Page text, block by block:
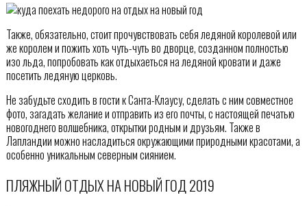
Также, обязательно, стоит прочувствовать себя ледяной королевой или
же королем и пожить хоть чуть-чуть во дворце, созданном полностью
изо льда, попробовать как отдыхаеться на ледяной кровати и даже
посетить ледяную церковь.
Не забудьте сходить в гости к Санта-Клаусу, сделать с ним совместное
фото, загадать желание и отправить из его почты, с настоящей печатью
новогоднего волшебника, открытки родным и друзьям. Также в
Лапландии можно насладиться окружающими природными красотами, а
особенно уникальным северным сиянием.
ПЛЯЖНЫЙ ОТДЫХ НА НОВЫЙ ГОД 2019